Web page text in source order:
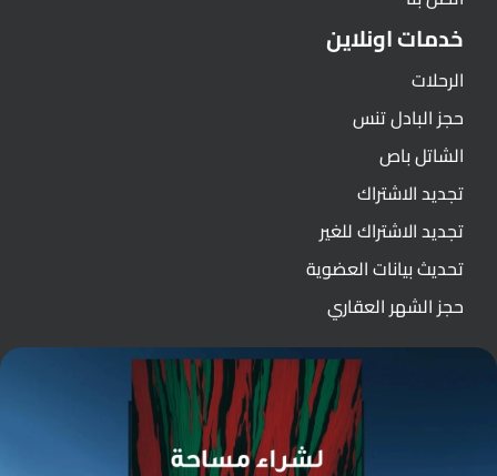
خدمات اونلاين
الرحلات
حجز البادل تنس
الشاتل باص
تجديد الاشتراك
تجديد الاشتراك للغير
تحديث بيانات العضوية
حجز الشهر العقاري